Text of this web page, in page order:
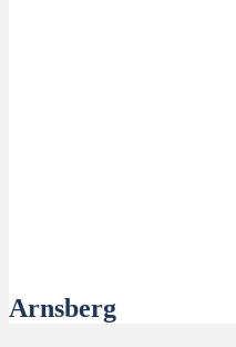
Arnsberg